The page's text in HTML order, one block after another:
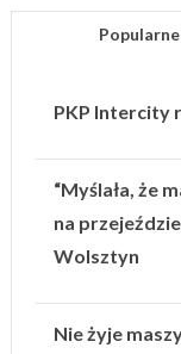
Popularne
PKP Intercity
“Myślała, że
na
Wolsztyn
Nie żyje